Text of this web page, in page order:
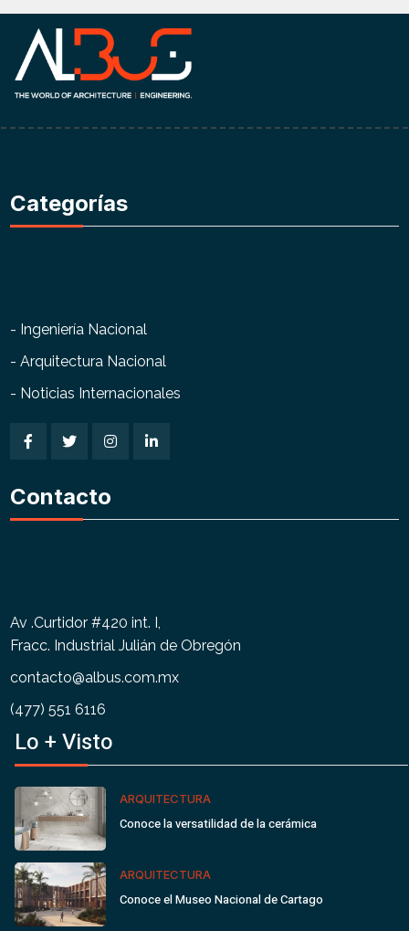
Categorías
- Ingeniería Nacional
- Arquitectura Nacional
- Noticias Internacionales
Contacto
Av .Curtidor #420 int. I,
Fracc. Industrial Julián de Obregón
contacto@albus.com.mx
(477) 551 6116
Lo + Visto
ARQUITECTURA
Conoce la versatilidad de la cerámica
ARQUITECTURA
Conoce el Museo Nacional de Cartago